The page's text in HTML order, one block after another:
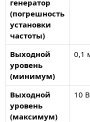
генератор
(погрешность
установки
частоты)
Выходной
уровень
(минимум)
0,1
Выходной
уровень
(максимум)
10